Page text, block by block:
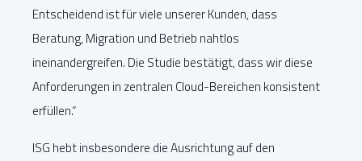
Entscheidend ist für viele unserer Kunden, dass
Beratung, Migration und Betrieb nahtlos
ineinandergreifen. Die Studie bestätigt, dass wir diese
Anforderungen in zentralen Cloud-Bereichen konsistent
erfüllen.“
ISG hebt insbesondere die Ausrichtung auf den